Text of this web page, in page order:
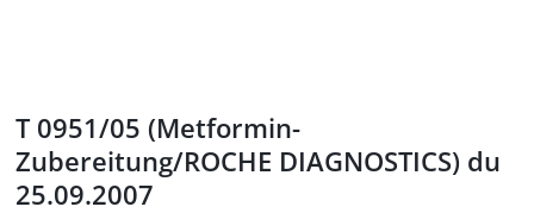
T 0951/05 (Metformin-
Zubereitung/ROCHE DIAGNOSTICS) du
25.09.2007